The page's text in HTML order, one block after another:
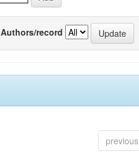
Authors/record
previous